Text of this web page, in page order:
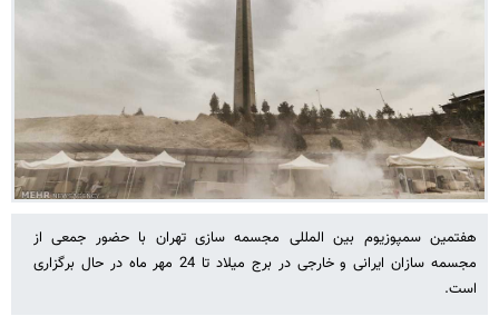
هفتمین سمپوزیوم بین المللی مجسمه سازی تهران با حضور جمعی از
مجسمه سازان ایرانی و خارجی در برج میلاد تا 24 مهر ماه در حال برگزاری
است.